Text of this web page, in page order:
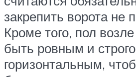
закрепить ворота не
Кроме того, пол
быть ровным и строго
горизонтальным,